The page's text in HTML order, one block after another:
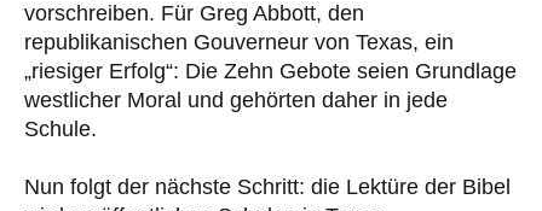
vorschreiben. Für Greg Abbott, den
republikanischen Gouverneur von Texas, ein
„riesiger Erfolg“: Die Zehn Gebote seien Grundlage
westlicher Moral und gehörten daher in jede
Schule.
Nun folgt der nächste Schritt: die Lektüre der Bibel